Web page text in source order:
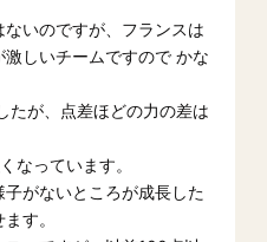
いのですが、フランスは
しいチームですので かな
たが、点差ほどの力の差は
なっています。
がないところが成長した
す。